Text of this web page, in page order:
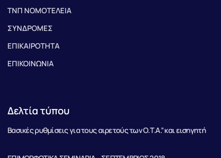
ΤΝΠ ΝΟΜΟΤΕΛΕΙΑ
ΣΥΝΔΡΟΜΕΣ
ΕΠΙΚΑΙΡΟΤΗΤΑ
ΕΠΙΚΟΙΝΩΝΙΑ
Δελτία τύπου
Βασικές ρυθμίσεις για τους αιρετούς των Ο.Τ.Α.” και εισηγητή